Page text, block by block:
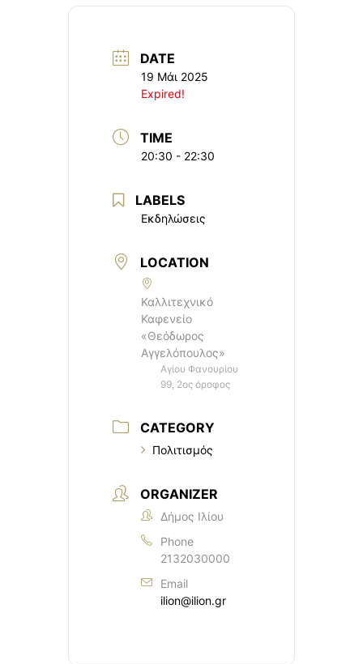
DATE
19 Μάι 2025
Expired!
TIME
20:30 - 22:30
LABELS
Εκδηλώσεις
LOCATION
Καλλιτεχνικό
Καφενείο
«Θεόδωρος
Αγγελόπουλος»
Αγίου Φανουρίου
99, 2ος όροφος
CATEGORY
Πολιτισμός
ORGANIZER
Δήμος Ιλίου
Phone
2132030000
Email
ilion@ilion.gr